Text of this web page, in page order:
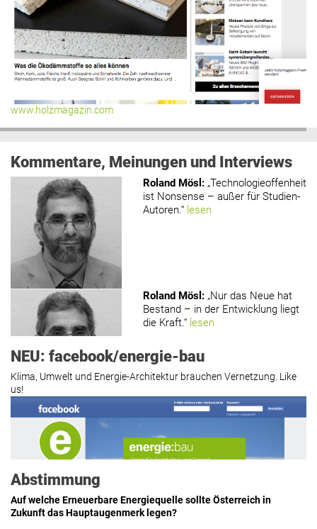
www.holzmagazin.com
Kommentare, Meinungen und Interviews
Roland Mösl : „Technologieoffenheit
ist Nonsense – außer für Studien-
Autoren.“ lesen
Roland Mösl : „Nur das Neue hat
Bestand – in der Entwicklung liegt
die Kraft.“ lesen
Roland Mösl: „Man wollte wohl
Kasse machen statt neue Produkte
erfinden.“ lesen
Hier geht’s zu allen Kommentaren
NEU: facebook/energie-bau
Klima, Umwelt und Energie-Architektur brauchen Vernetzung. Like
us!
Abstimmung
Auf welche Erneuerbare Energiequelle sollte Österreich in
Zukunft das Hauptaugenmerk legen?